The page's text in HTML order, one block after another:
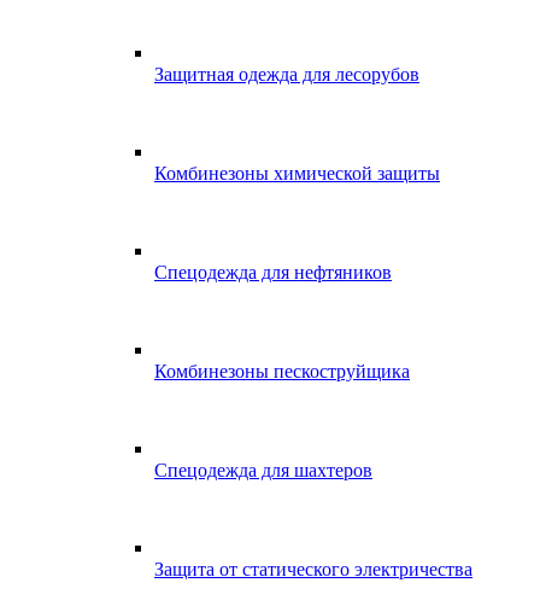
Защитная одежда для лесорубов
Комбинезоны химической защиты
Спецодежда для нефтяников
Комбинезоны пескоструйщика
Спецодежда для шахтеров
Защита от статического электричества